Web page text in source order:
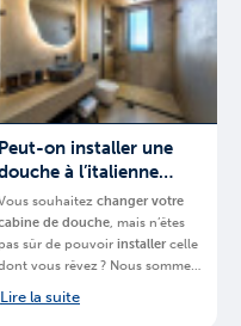
Peut-on installer une
à l’italienne
?
souhaitez changer votre
de douche , mais n’êtes
pas sûr de pouvoir installer celle
vous rêvez ? Nous sommes-
chaine de magasins spécialisés,
Lire la suite